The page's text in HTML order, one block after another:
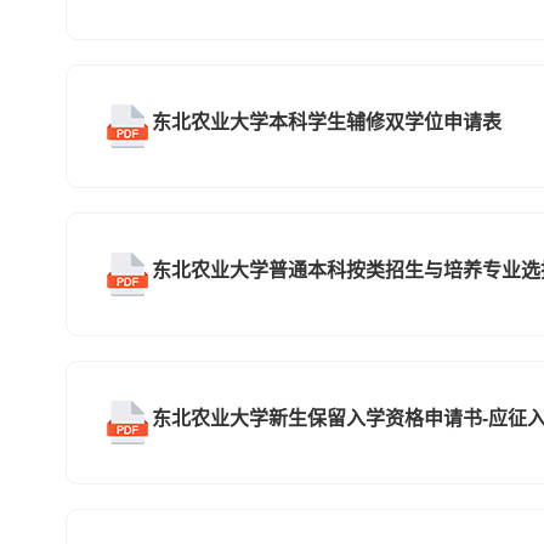
东北农业大学本科学生辅修双学位申请表
东北农业大学普通本科按类招生与培养专业
东北农业大学新生保留入学资格申请书-应征